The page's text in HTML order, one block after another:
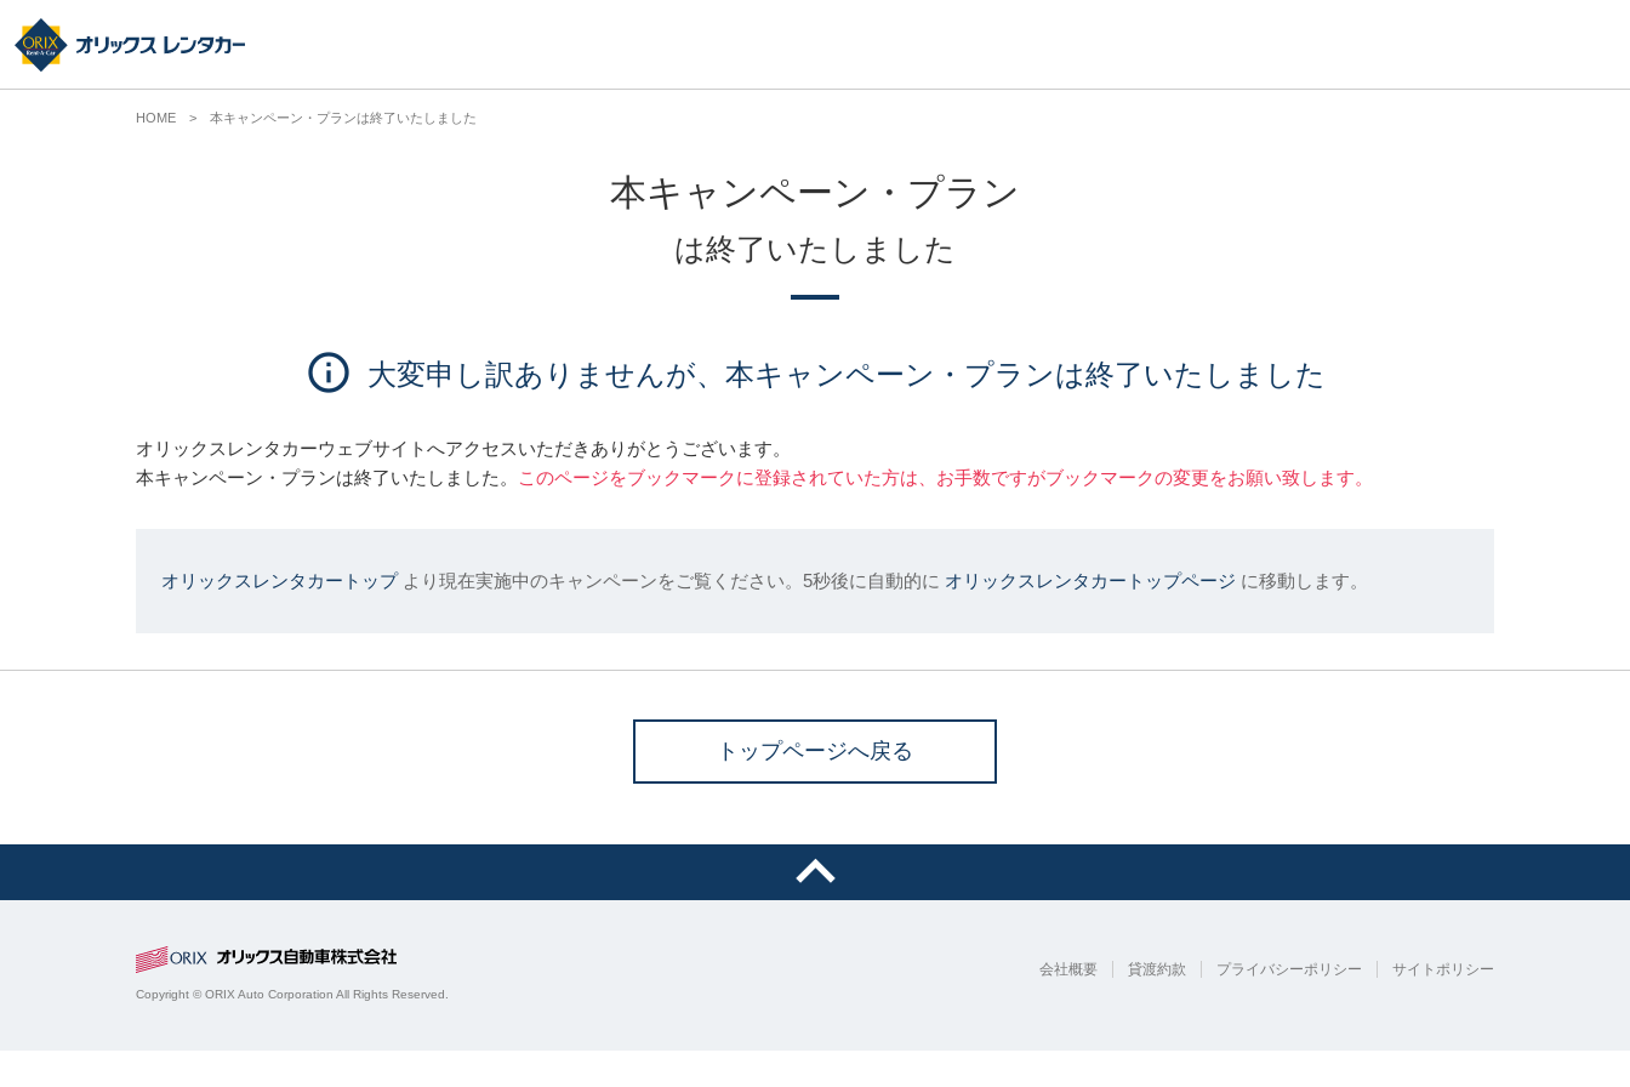
本キャンペーン・プラン
は終了いたしました
大変申し訳ありませんが、本キャンペーン・プランは終了いたしました
オリックスレンタカーウェブサイトへアクセスいただきありがとうございます。
本キャンペーン・プランは終了いたしました。
このページをブックマークに登録されていた方は、お手数ですがブックマークの変更をお願い致します。
オリックスレンタカートップより現在実施中のキャンペーンをご覧ください。5秒後に自動的に オリックスレンタカートップページ に移動します。
トップページへ戻る
HOME 本キャンペーン・プランは終了いたしました
会社概要 貸渡約款 プライバシーポリシー サイトポリシー
Copyright © ORIX Auto Corporation All Rights Reserved.